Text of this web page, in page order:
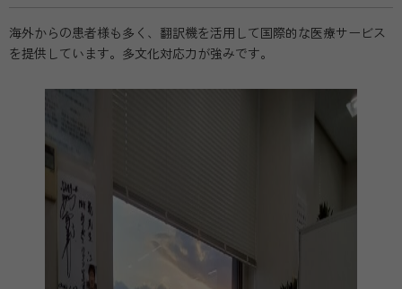
海外からの患者様も多く、翻訳機を活用して国際的な医療サービス
を提供しています。多文化対応力が強みです。